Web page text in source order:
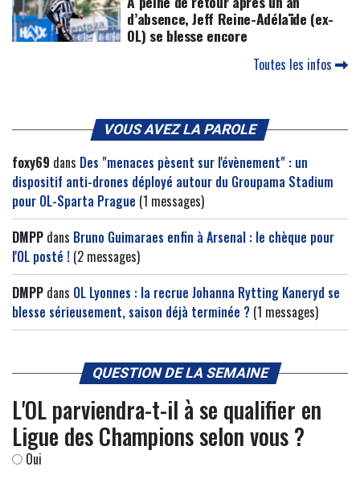
d’absence, Jeff Reine-Adélaïde (ex-
OL) se blesse encore
Toutes les infos
VOUS AVEZ LA PAROLE
foxy69 dans Des "menaces pèsent sur l'évènement" : un
dispositif anti-drones déployé autour du Groupama Stadium
pour OL-Sparta Prague (1 messages)
DMPP dans Bruno Guimaraes enfin à Arsenal : le chèque pour
l'OL posté ! (2 messages)
DMPP dans OL Lyonnes : la recrue Johanna Rytting Kaneryd se
blesse sérieusement, saison déjà terminée ? (1 messages)
QUESTION DE LA SEMAINE
L'OL parviendra-t-il à se qualifier en
Ligue des Champions selon vous ?
Oui